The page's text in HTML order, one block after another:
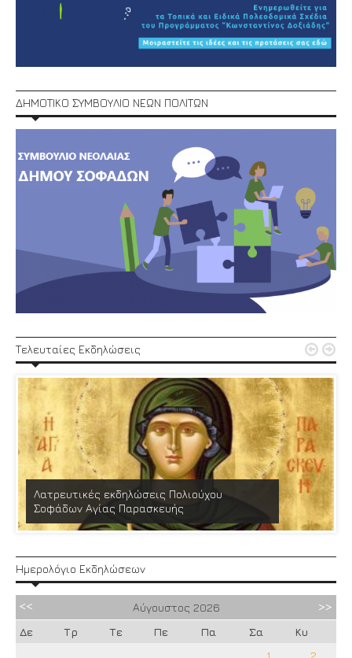
ΔΗΜΟΤΙΚΟ ΣΥΜΒΟΥΛΙΟ ΝΕΩΝ ΠΟΛΙΤΩΝ
Τελευταίες Εκδηλώσεις
Λατρευτικές εκδηλώσεις Πολιούχου
Σοφάδων Αγίας Παρασκευής
 
Ημερολόγιο Εκδηλώσεων
Αύγουστος 2026
Δε
Τρ Τε Πε Πα Σα
Κυ